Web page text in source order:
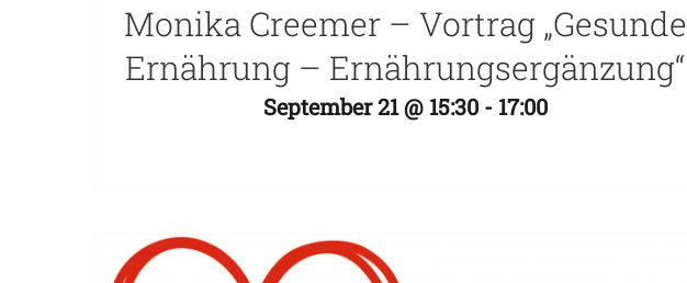
Monika Creemer – Vortrag „Gesunde
Ernährung – Ernährungsergänzung“
September 21 @ 15:30- 17:00